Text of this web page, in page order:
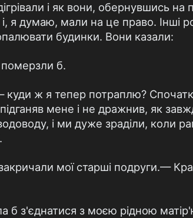
і як вони, обернувшись на
я думаю, мали на це право. Інші
будинки. Вони казали:
б.
куди ж я тепер потраплю?
мене і не дражнив, як
і ми дуже зраділи, коли
мої старші подруги.—
б з'єднатися з моєю рідною